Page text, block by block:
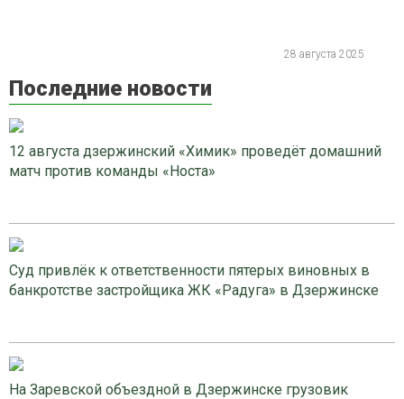
28 августа 2025
Последние новости
12 августа дзержинский «Химик» проведёт домашний
матч против команды «Носта»
Суд привлёк к ответственности пятерых виновных в
банкротстве застройщика ЖК «Радуга» в Дзержинске
На Заревской объездной в Дзержинске грузовик